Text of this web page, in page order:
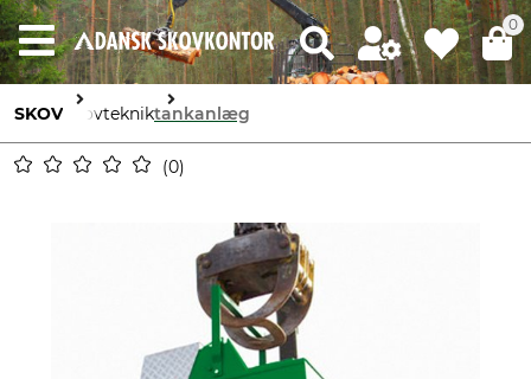
0
SKOV Skovtekniktankanlæg
0